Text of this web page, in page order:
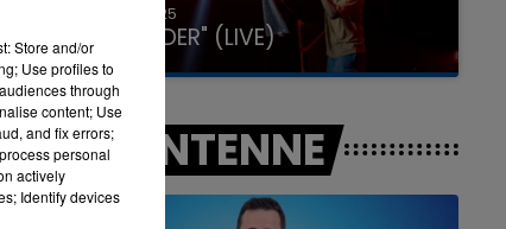
31 janvier 2025
GIMS "SPIDER" (LIVE)
A L'ANTENNE
Store and/or
Use profiles to
through
content; Use
and fix errors;
personal
actively
Identify devices